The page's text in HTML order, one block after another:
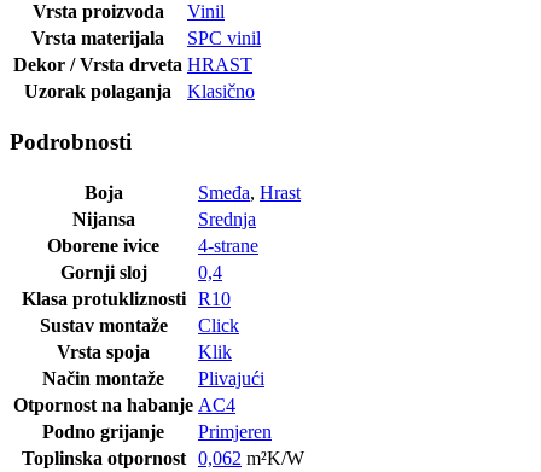
Vrsta proizvoda
Vinil
Vrsta materijala
SPC vinil
Dekor / Vrsta drveta HRAST
Uzorak polaganja
Klasično
Podrobnosti
Boja Smeđa, Hrast
Nijansa
Srednja
Oborene ivice
4-strane
Gornji sloj
0,4
Klasa protukliznosti
R10
Sustav montaže
Click
Vrsta spoja
Klik
Način montaže
Plivajući
Otpornost na habanje AC4
Podno grijanje
Primjeren
Toplinska otpornost
0,062 m²K/W